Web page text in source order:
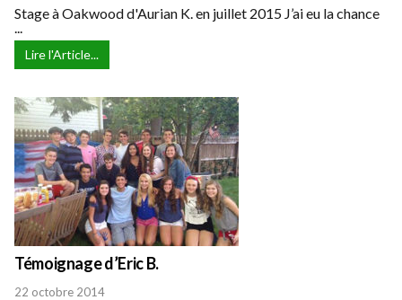
Stage à Oakwood d'Aurian K. en juillet 2015 J’ai eu la chance
...
Lire l'Article...
Témoignage d’Eric B.
22 octobre 2014